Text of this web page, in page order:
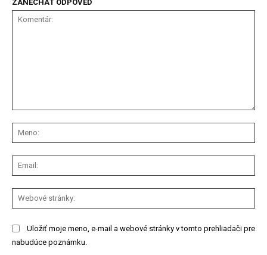
ZANECHAŤ ODPOVEĎ
Uložiť moje meno, e-mail a webové stránky v tomto prehliadači pre
nabudúce poznámku.